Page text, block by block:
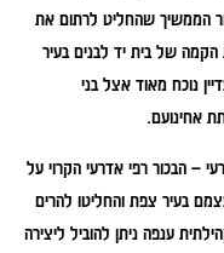
הממשיך שהחליט לרתום את
₪ לטובת הקמה של בית יד לבנים בעיר
מאוד אצל בני
הבכור רפי אדרעי הקרוי על
בעיר צפת והחליטו להרים
ענפה ניתן להוביל ליצירה